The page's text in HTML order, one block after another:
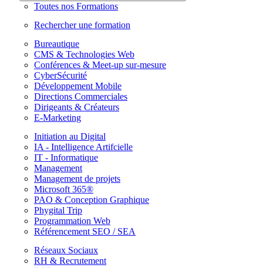
Toutes nos Formations
Rechercher une formation
Bureautique
CMS & Technologies Web
Conférences & Meet-up sur-mesure
CyberSécurité
Développement Mobile
Directions Commerciales
Dirigeants & Créateurs
E-Marketing
Initiation au Digital
IA - Intelligence Artifcielle
IT - Informatique
Management
Management de projets
Microsoft 365®
PAO & Conception Graphique
Phygital Trip
Programmation Web
Référencement SEO / SEA
Réseaux Sociaux
RH & Recrutement